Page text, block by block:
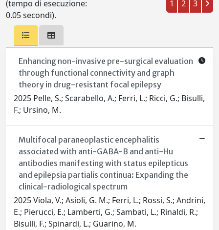
(tempo di esecuzione:
0.05 secondi).
1 2 3
Enhancing non-invasive pre-surgical evaluation
through functional connectivity and graph
theory in drug-resistant focal epilepsy
2025 Pelle, S.; Scarabello, A.; Ferri, L.; Ricci, G.; Bisulli,
F.; Ursino, M.
Multifocal paraneoplastic encephalitis
associated with anti-GABA-B and anti-Hu
antibodies manifesting with status epilepticus
and epilepsia partialis continua: Expanding the
clinical-radiological spectrum
2025 Viola, V.; Asioli, G. M.; Ferri, L.; Rossi, S.; Andrini,
E.; Pierucci, E.; Lamberti, G.; Sambati, L.; Rinaldi, R.;
Bisulli, F.; Spinardi, L.; Guarino, M.